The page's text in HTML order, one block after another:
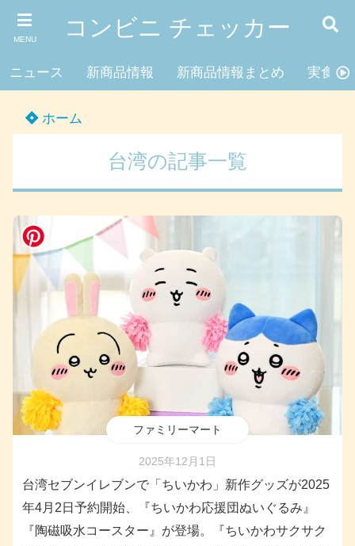
MENU コンビニ チェッカー
ニュース 新商品情報 新商品情報まとめ 実食レ
ホーム
台湾の記事一覧
ファミリーマート
2025年12月1日
台湾セブンイレブンで「ちいかわ」新作グッズが2025
年4月2日予約開始、『ちいかわ応援団ぬいぐるみ』
『陶磁吸水コースター』が登場。『ちいかわサクサク